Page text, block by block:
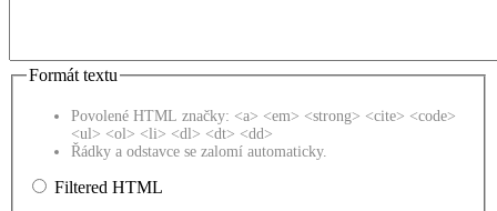
Formát textu
Povolené HTML značky: <a> <em> <strong> <cite> <code>
<ul> <ol> <li> <dl> <dt> <dd>
Řádky a odstavce se zalomí automaticky.
Filtered HTML